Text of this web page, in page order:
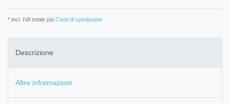
* incl. IVA totale più Costi di spedizione
Descrizione
Altre informazioni